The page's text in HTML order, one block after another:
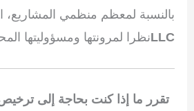
بالنسبة لمعظم منظمي المشاريع،
LLCنظرا لمرونتها ومسؤوليتها
تقرر ما إذا كنت بحاجة إلى ترخيص